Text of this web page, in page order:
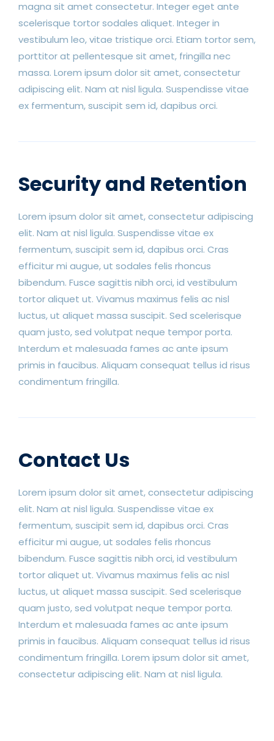
magna sit amet consectetur. Integer eget ante
scelerisque tortor sodales aliquet. Integer in
vestibulum leo, vitae tristique orci. Etiam tortor sem,
porttitor at pellentesque sit amet, fringilla nec
massa. Lorem ipsum dolor sit amet, consectetur
adipiscing elit. Nam at nisl ligula. Suspendisse vitae
ex fermentum, suscipit sem id, dapibus orci.
Security and Retention
Lorem ipsum dolor sit amet, consectetur adipiscing
elit. Nam at nisl ligula. Suspendisse vitae ex
fermentum, suscipit sem id, dapibus orci. Cras
efficitur mi augue, ut sodales felis rhoncus
bibendum. Fusce sagittis nibh orci, id vestibulum
tortor aliquet ut. Vivamus maximus felis ac nisl
luctus, ut aliquet massa suscipit. Sed scelerisque
quam justo, sed volutpat neque tempor porta.
Interdum et malesuada fames ac ante ipsum
primis in faucibus. Aliquam consequat tellus id risus
condimentum fringilla.
Contact Us
Lorem ipsum dolor sit amet, consectetur adipiscing
elit. Nam at nisl ligula. Suspendisse vitae ex
fermentum, suscipit sem id, dapibus orci. Cras
efficitur mi augue, ut sodales felis rhoncus
bibendum. Fusce sagittis nibh orci, id vestibulum
tortor aliquet ut. Vivamus maximus felis ac nisl
luctus, ut aliquet massa suscipit. Sed scelerisque
quam justo, sed volutpat neque tempor porta.
Interdum et malesuada fames ac ante ipsum
primis in faucibus. Aliquam consequat tellus id risus
condimentum fringilla. Lorem ipsum dolor sit amet,
consectetur adipiscing elit. Nam at nisl ligula.